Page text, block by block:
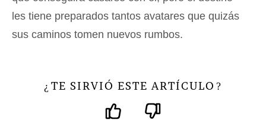
les tiene preparados tantos avatares que quizás
sus caminos tomen nuevos rumbos.
¿ TE SIRVIÓ ESTE ARTÍCULO ?